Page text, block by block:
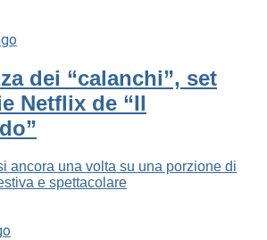
dei “calanchi”, set
Netflix de “Il
ancora una volta su una porzione di
e spettacolare